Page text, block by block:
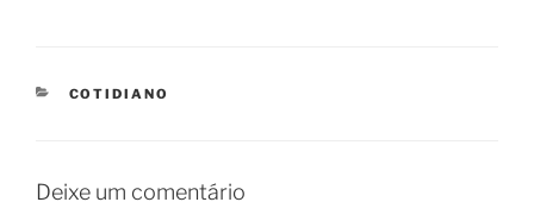
CATEGORIES
COTIDIANO
Deixe um comentário